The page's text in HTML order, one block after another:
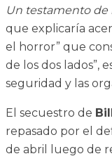
Un testamento de
que explicaría
el horror” que
de los dos lados”,
seguridad y las
El secuestro de
repasado por el
de abril luego de